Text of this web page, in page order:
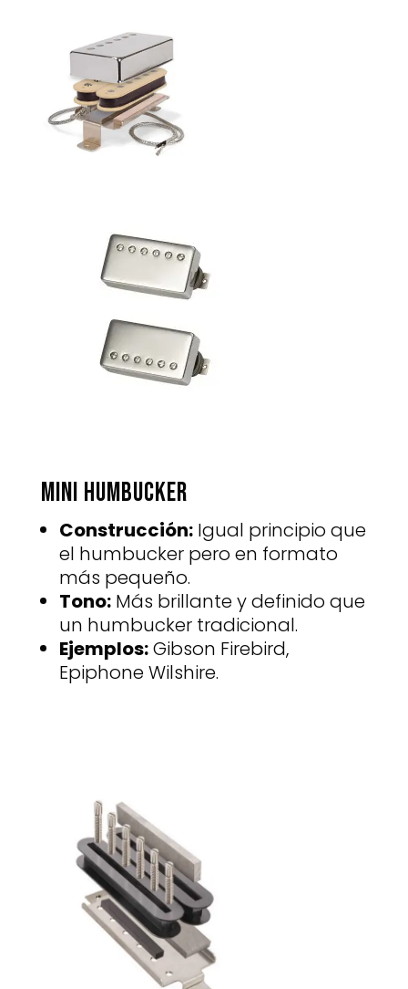
Mini Humbucker
Construcción:Igual principio que
el humbucker pero en formato
más pequeño.
Tono:Más brillante y definido que
un humbucker tradicional.
Ejemplos:Gibson Firebird,
Epiphone Wilshire.